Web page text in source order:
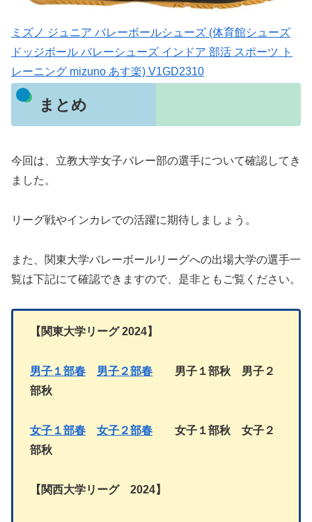
ミズノ ジュニア バレーボールシューズ (体育館シューズ
ドッジボール バレーシューズ インドア 部活 スポーツ ト
レーニング mizuno あす楽) V1GD2310
まとめ
今回は、立教大学女子バレー部の選手について確認してき
ました。
リーグ戦やインカレでの活躍に期待しましょう。
また、関東大学バレーボールリーグへの出場大学の選手一
覧は下記にて確認できますので、是非ともご覧ください。
【関東大学リーグ 2024】
男子１部春 男子２部春 男子１部秋 男子２
部秋
女子１部春 女子２部春 女子１部秋 女子 ２
部秋
【 関西大学リーグ 2024】